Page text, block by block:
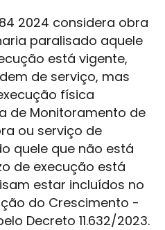
2024 considera obra
paralisado aquele
está vigente,
de serviço, mas
física
de Monitoramento de
ou serviço de
quele que não está
de execução está
estar incluídos no
do Crescimento -
Decreto 11.632/2023.